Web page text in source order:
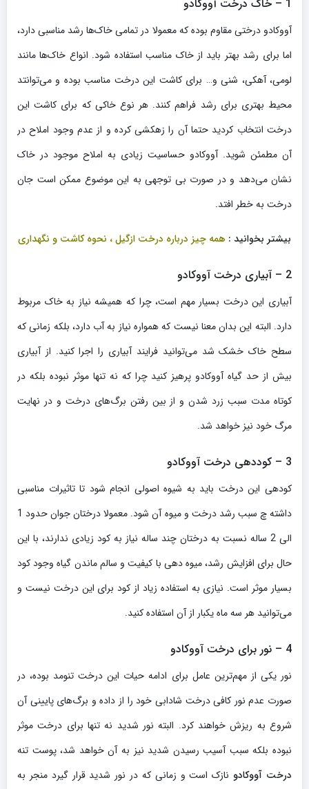
1 – خاک درخت آووکادو
آووکادو درختی مقاوم بوده که معمولا در تمامی خاک‌ها رشد مناسبی دارد،
اما برای رشد بهتر باید از خاک مناسب استفاده شود. انواع خاک‌ها مانند
لومی، آهکی، شنی و… برای کاشت این درخت مناسب بوده و می‌توانتد
محیط بهتری برای رشد فراهم کنند. هر نوع خاکی که برای کاشت این
درخت انتخاب کردید حتما آن را زهکشی کرده و از عدم وجود املاح در
آن مطمئن شوید. آووکادو حساسیت زیادی به املاح موجود در خاک
نشان می‌دهد و در صورت بی توجهی به این موضوع ممکن است جان
درخت به خطر افتد.
بیشتر بخوانید : همه چیز درباره درخت ازگیل ، نحوه کاشت و نگهداری
2 – آبیاری درخت آووکادو
آبیاری این درخت بسیار مهم است، چرا که همیشه نیاز به خاک مربوط
دارد. البته این بدان معنا نیست که همواره نیاز به آب دارد، بلکه زمانی که
سطح خاک خشک شد می‌توانید فرایند آبیاری را اجرا کنید. از آبیاری
بیش از حد گیاه آووکادو پرهیز کنید چرا که نه تنها موثر نبوده بلکه در
کوتاه مدت سبب زرد شدن و از بین رفتن برگ‌های درخت و در نهایت
مرگ خود نیز خواهد شد.
3 – کوددهی درخت آووکادو
کودهی این درخت باید به شیوه اصولی انجام شود تا تاثیرات مناسبی
داشته چ سبب رشد درخت و میوه آن شود. معمولا درختان جوان حدود 1
الی 2 ساله نسبت به درختان چند ساله نیاز به کود زیادی ندارند، با این
حال برای افزایش رشد، میوه دهی با کیفیت و سالم ماندن گیاه وجود کود
بسیار موثر است. نیازی به استفاده زیاد از کود برای این درخت نیست و
می‌توانید هر سه ماه یکبار از آن استفاده کنید.
4 – نور برای درخت آووکادو
نور یکی از مهم‌ترین عامل برای ادامه حیات این درخت تنومد بوده، در
صورت عدم نور کافی درخت شادابی خود را از داده و برگ‌های پایینی آن
شروع به ریزش خواهند کرد. البته نور شدید نه تنها برای درخت موثر
نبوده بلکه سبب آسیب رسیدن شدید نیز به آن خواهد شد، پوست تنه
درخت آووکادونازک است و زمانی که در نور شدید قرار گیرد منجر به